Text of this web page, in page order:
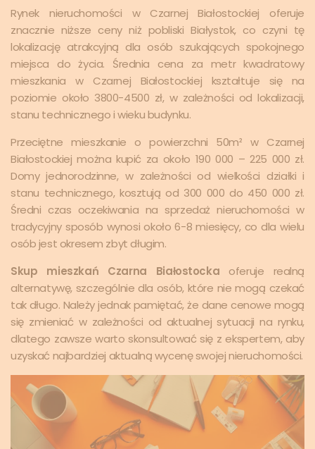
Rynek nieruchomości w Czarnej Białostockiej oferuje
znacznie niższe ceny niż pobliski Białystok, co czyni tę
lokalizację atrakcyjną dla osób szukających spokojnego
miejsca do życia. Średnia cena za metr kwadratowy
mieszkania w Czarnej Białostockiej kształtuje się na
poziomie około 3800-4500 zł, w zależności od lokalizacji,
stanu technicznego i wieku budynku.
Przeciętne mieszkanie o powierzchni 50m² w Czarnej
Białostockiej można kupić za około 190 000 – 225 000 zł.
Domy jednorodzinne, w zależności od wielkości działki i
stanu technicznego, kosztują od 300 000 do 450 000 zł.
Średni czas oczekiwania na sprzedaż nieruchomości w
tradycyjny sposób wynosi około 6-8 miesięcy, co dla wielu
osób jest okresem zbyt długim.
Skup mieszkań Czarna Białostocka oferuje realną
alternatywę, szczególnie dla osób, które nie mogą czekać
tak długo. Należy jednak pamiętać, że dane cenowe mogą
się zmieniać w zależności od aktualnej sytuacji na rynku,
dlatego zawsze warto skonsultować się z ekspertem, aby
uzyskać najbardziej aktualną wycenę swojej nieruchomości.